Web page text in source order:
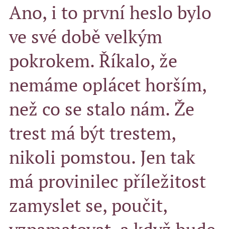
Ano, i to první heslo bylo
ve své době velkým
pokrokem. Říkalo, že
nemáme oplácet horším,
než co se stalo nám. Že
trest má být trestem,
nikoli pomstou. Jen tak
má provinilec příležitost
zamyslet se, poučit,